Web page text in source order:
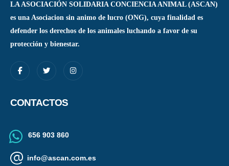
LA ASOCIACIÓN SOLIDARIA CONCIENCIA ANIMAL (ASCAN)
es una Asociacion sin animo de lucro (ONG), cuya finalidad es
defender los derechos de los animales luchando a favor de su
protección y bienestar.
CONTACTOS
656 903 860
info@ascan.com.es